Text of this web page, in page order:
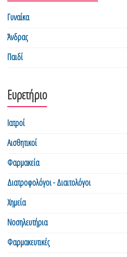
Γυναίκα
Άνδρας
Παιδί
Ευρετήριο
Ιατροί
Αισθητικοί
Φαρμακεία
Διατροφολόγοι - Διαιτολόγοι
Χημεία
Νοσηλευτήρια
Φαρμακευτικές